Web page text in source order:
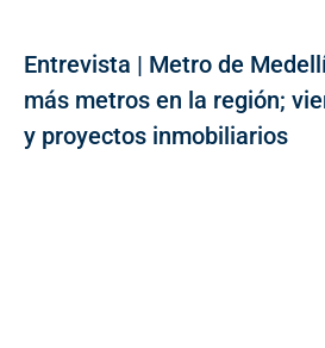
Entrevista | Metro de
más metros en la región;
y proyectos inmobiliarios